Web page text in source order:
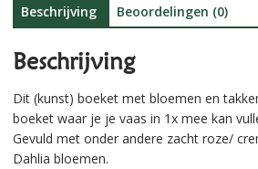
e
:
Beschrijving Beoordelingen (0)
Beschrijving
Dit (kunst) boeket met bloemen en
boeket waar je je vaas in 1x mee kan
Gevuld met onder andere zacht roze/
Dahlia bloemen.